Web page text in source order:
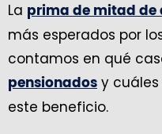
La prima de mitad de
más esperados por
contamos en qué
pensionados y
este beneficio.